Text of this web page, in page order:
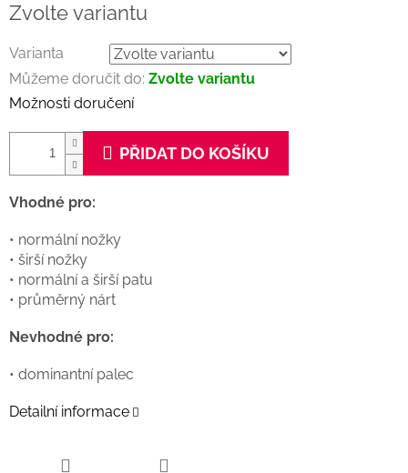
cena:
Zvolte variantu
Varianta
Můžeme doručit do: Zvolte variantu
Možnosti doručení
PŘIDAT DO KOŠÍKU
Vhodné pro:
• normální nožky
• širší nožky
• normální a širší patu
• průměrný nárt
Nevhodné pro:
• dominantní palec
Detailní informace